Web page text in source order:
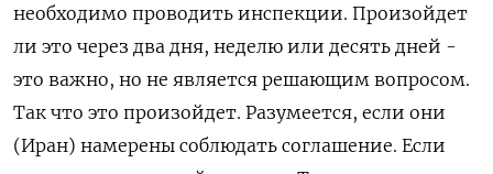
необходимо проводить инспекции. Произойдет
ли это через два дня, неделю или десять дней -
это важно, но не является решающим вопросом.
Так что это произойдет. Разумеется, если они
(Иран) намерены соблюдать соглашение. Если